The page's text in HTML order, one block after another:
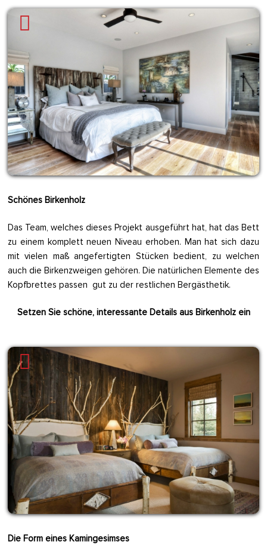
Schönes Birkenholz
Das Team, welches dieses Projekt ausgeführt hat, hat das Bett
zu einem komplett neuen Niveau erhoben. Man hat sich dazu
mit vielen maß angefertigten Stücken bedient, zu welchen
auch die Birkenzweigen gehören. Die natürlichen Elemente des
Kopfbrettes passen gut zu der restlichen Bergästhetik.
Setzen Sie schöne, interessante Details aus Birkenholz ein
Die Form eines Kamingesimses